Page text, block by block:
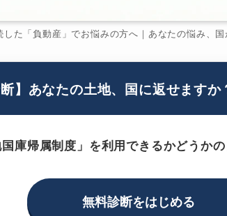
した「負動産」でお悩みの方へ｜あなたの悩み、
断】あなたの土地、国に返せますか
国庫帰属制度」を利用できるかどうか
無料診断をはじめる